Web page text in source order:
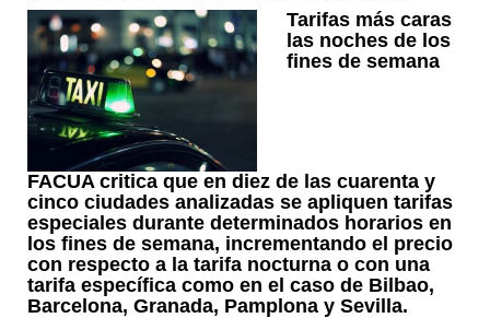
Tarifas más caras
las noches de los
fines de semana
FACUA critica que en diez de las cuarenta y
cinco ciudades analizadas se apliquen tarifas
especiales durante determinados horarios en
los fines de semana, incrementando el precio
con respecto a la tarifa nocturna o con una
tarifa específica como en el caso de Bilbao,
Barcelona, Granada, Pamplona y Sevilla.